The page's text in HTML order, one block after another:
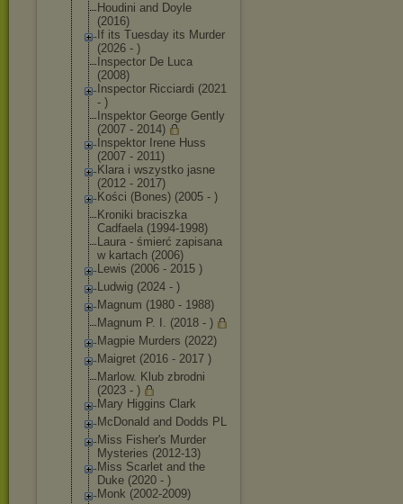
Houdini and Doyle
(2016)
If its Tuesday its Murder
(2026 - )
Inspector De Luca
(2008)
Inspector Ricciardi (2021
- )
Inspektor George Gently
(2007 - 2014)
Inspektor Irene Huss
(2007 - 2011)
Klara i wszystko jasne
(2012 - 2017)
Kości (Bones) (2005 - )
Kroniki braciszka
Cadfaela (1994-1998)
Laura - śmierć zapisana
w kartach (2006)
Lewis (2006 - 2015 )
Ludwig (2024 - )
Magnum (1980 - 1988)
Magnum P. I. (2018 - )
Magpie Murders (2022)
Maigret (2016 - 2017 )
Marlow. Klub zbrodni
(2023 - )
Mary Higgins Clark
McDonald and Dodds PL
Miss Fisher's Murder
Mysteries (2012-13)
Miss Scarlet and the
Duke (2020 - )
Monk (2002-2009)